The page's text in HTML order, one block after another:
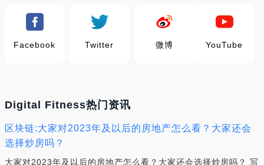
Facebook Twitter 微博 YouTube
Digital Fitness热门资讯
区块链:大家对2023年及以后的房地产怎么看？大家还会
选择炒房吗？
大家对2023年及以后的房地产怎么看？大家还会选择炒房吗？ 写